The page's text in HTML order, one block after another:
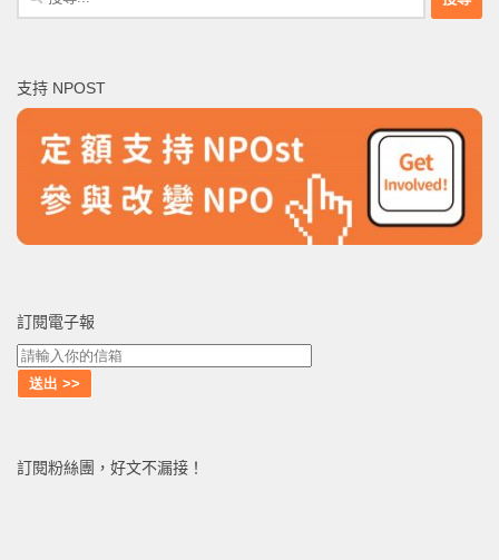
尋
字:
支持 NPOST
訂閱電子報
訂閱粉絲團，好文不漏接！